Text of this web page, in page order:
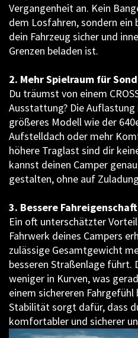
Vergangenheit an. Kein
dem Losfahren, sondern ein
dein Fahrzeug sicher und
Grenzen beladen ist.
2. Mehr Spielraum für
Du träumst von einem
Ausstattung? Die Auflastung
größeres Modell wie der
Aufstelldach oder mehr
höhere Traglast sind dir
kannst deinen Camper
gestalten, ohne auf
3. Bessere
Ein oft unterschätzter
Fahrwerk deines Campers
zulässige Gesamtgewicht
besseren Straßenlage führt.
weniger in Kurven, was
einem sichereren
Stabilität sorgt dafür, dass
komfortabler und sicherer